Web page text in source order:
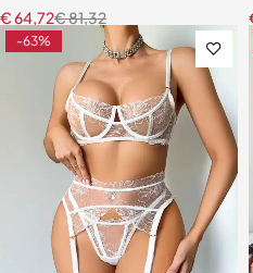
€81,32
€64,72
-63%